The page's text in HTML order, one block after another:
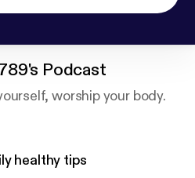
Podcast
worship your body.
healthy tips